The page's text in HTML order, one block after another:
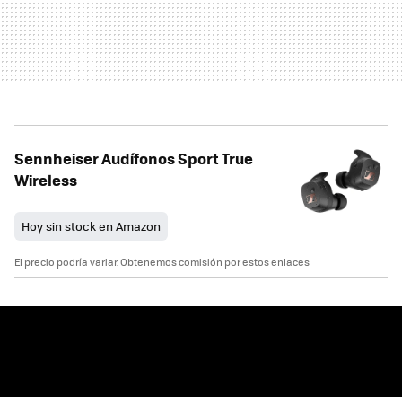
Sennheiser Audífonos Sport True
Wireless
Hoy sin stock en Amazon
El precio podría variar. Obtenemos comisión por estos enlaces